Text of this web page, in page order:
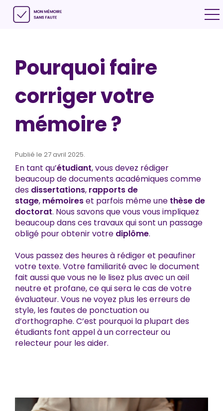
navigation
Pourquoi faire
corriger votre
mémoire ?
Publié le 27 avril 2025.
En tant qu’étudiant, vous devez rédiger
beaucoup de documents académiques comme
des dissertations, rapports de
stage, mémoireset parfois même une thèse de
doctorat. Nous savons que vous vous impliquez
beaucoup dans ces travaux qui sont un passage
obligé pour obtenir votre diplôme.
Vous passez des heures à rédiger et peaufiner
votre texte. Votre familiarité avec le document
fait aussi que vous ne le lisez plus avec un œil
neutre et profane, ce qui sera le cas de votre
évaluateur. Vous ne voyez plus les erreurs de
style, les fautes de ponctuation ou
d’orthographe. C’est pourquoi la plupart des
étudiants font appel à un correcteur ou
relecteur pour les aider.